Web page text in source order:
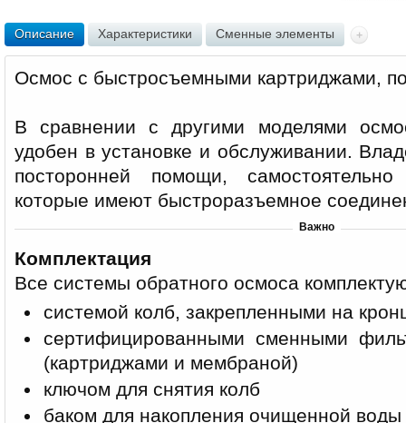
Описание Характеристики Сменные элементы
Осмос с быстросъемными картриджами,
В сравнении с другими моделями
удобен в установке и обслуживании.
посторонней помощи,
которые имеют быстроразъемное
Важно
Комплектация
Все системы обратного осмоса
системой колб, закрепленными на
сертифицированными сменными
(картриджами и мембраной)
ключом для снятия колб
баком для накопления очищенной воды